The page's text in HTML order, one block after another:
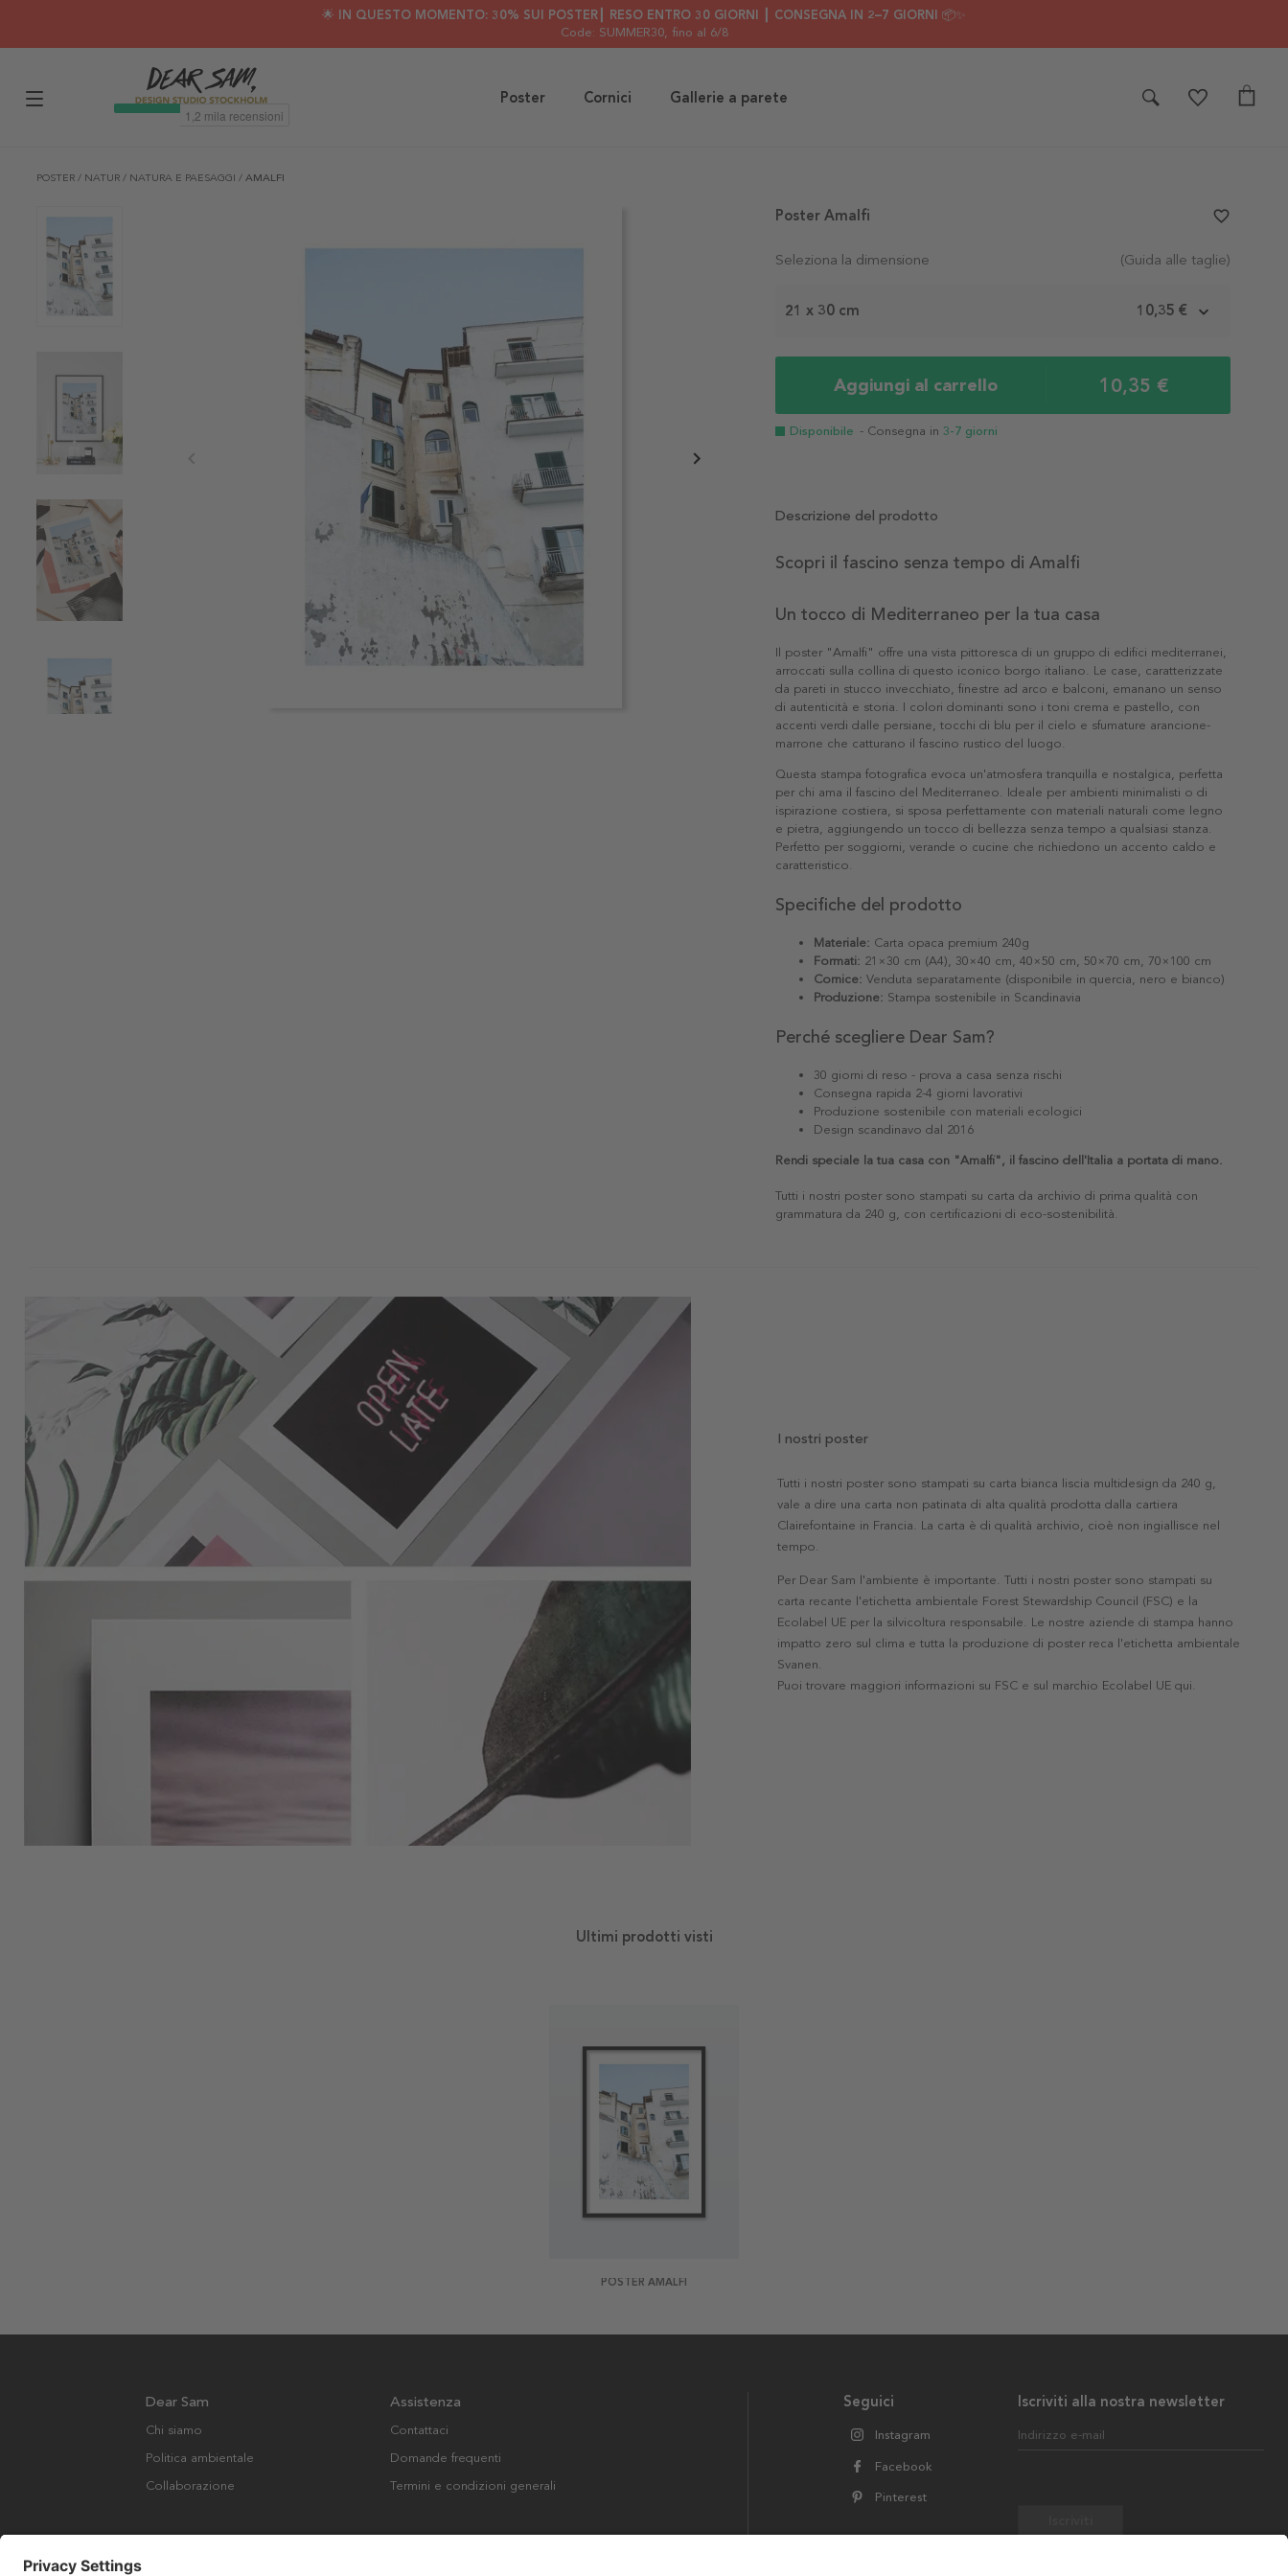
🌟 IN QUESTO MOMENTO: 30% SUI POSTER┃ RESO ENTRO 30 GIORNI ┃ CONSEGNA IN 2–7 GIORNI 📦✨
Code: SUMMER30, fino al 6/8
Poster Cornici Gallerie a parete
POSTER / NATUR / NATURA E PAESAGGI / AMALFI
Seleziona la dimensione (Guida alle taglie)
21 x 30 cm 10,35 €
Aggiungi al carrello 10,35 €
Disponibile - Consegna in 3-7 giorni
Poster Amalfi favorite_border
Descrizione del prodotto
Scopri il fascino senza tempo di Amalfi
Un tocco di Mediterraneo per la tua casa
Il poster "Amalfi" offre una vista pittoresca di un gruppo di edifici mediterranei,
arroccati sulla collina di questo iconico borgo italiano. Le case, caratterizzate
da pareti in stucco invecchiato, finestre ad arco e balconi, emanano un senso
di autenticità e storia. I colori dominanti sono i toni crema e pastello, con
accenti verdi dalle persiane, tocchi di blu per il cielo e sfumature arancione-
marrone che catturano il fascino rustico del luogo.
Questa stampa fotografica evoca un'atmosfera tranquilla e nostalgica, perfetta
per chi ama il fascino del Mediterraneo. Ideale per ambienti minimalisti o di
ispirazione costiera, si sposa perfettamente con materiali naturali come legno
e pietra, aggiungendo un tocco di bellezza senza tempo a qualsiasi stanza.
Perfetto per soggiorni, verande o cucine che richiedono un accento caldo e
caratteristico.
Specifiche del prodotto
Materiale: Carta opaca premium 240g
Formati: 21×30 cm (A4), 30×40 cm, 40×50 cm, 50×70 cm, 70×100 cm
Cornice: Venduta separatamente (disponibile in quercia, nero e bianco)
Produzione: Stampa sostenibile in Scandinavia
Perché scegliere Dear Sam?
30 giorni di reso - prova a casa senza rischi
Consegna rapida 2-4 giorni lavorativi
Produzione sostenibile con materiali ecologici
Design scandinavo dal 2016
Rendi speciale la tua casa con "Amalfi", il fascino dell'Italia a portata di mano.
Tutti i nostri poster sono stampati su carta da archivio di prima qualità con
grammatura da 240 g, con certificazioni di eco-sostenibilità.
I nostri poster
Tutti i nostri poster sono stampati su carta bianca liscia multidesign da 240 g,
vale a dire una carta non patinata di alta qualità prodotta dalla cartiera
Clairefontaine in Francia. La carta è di qualità archivio, cioè non ingiallisce nel
tempo.
Per Dear Sam l'ambiente è importante. Tutti i nostri poster sono stampati su
carta recante l'etichetta ambientale Forest Stewardship Council (FSC) e la
Ecolabel UE per la silvicoltura responsabile. Le nostre aziende di stampa hanno
impatto zero sul clima e tutta la produzione di poster reca l'etichetta ambientale
Svanen.
Puoi trovare maggiori informazioni su FSC e sul marchio Ecolabel UE qui.
Ultimi prodotti visti
POSTER AMALFI
Iscriviti alla nostra newsletter
Indirizzo e-mail
Seguici
Instagram
Facebook
Pinterest
Dear Sam
Chi siamo
Politica ambientale
Collaborazione
Assistenza
Contattaci
Domande frequenti
Termini e condizioni generali